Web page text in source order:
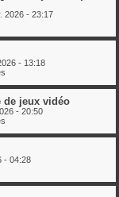
2026 - 23:17
- 13:18
de jeux vidéo
- 20:50
- 04:28